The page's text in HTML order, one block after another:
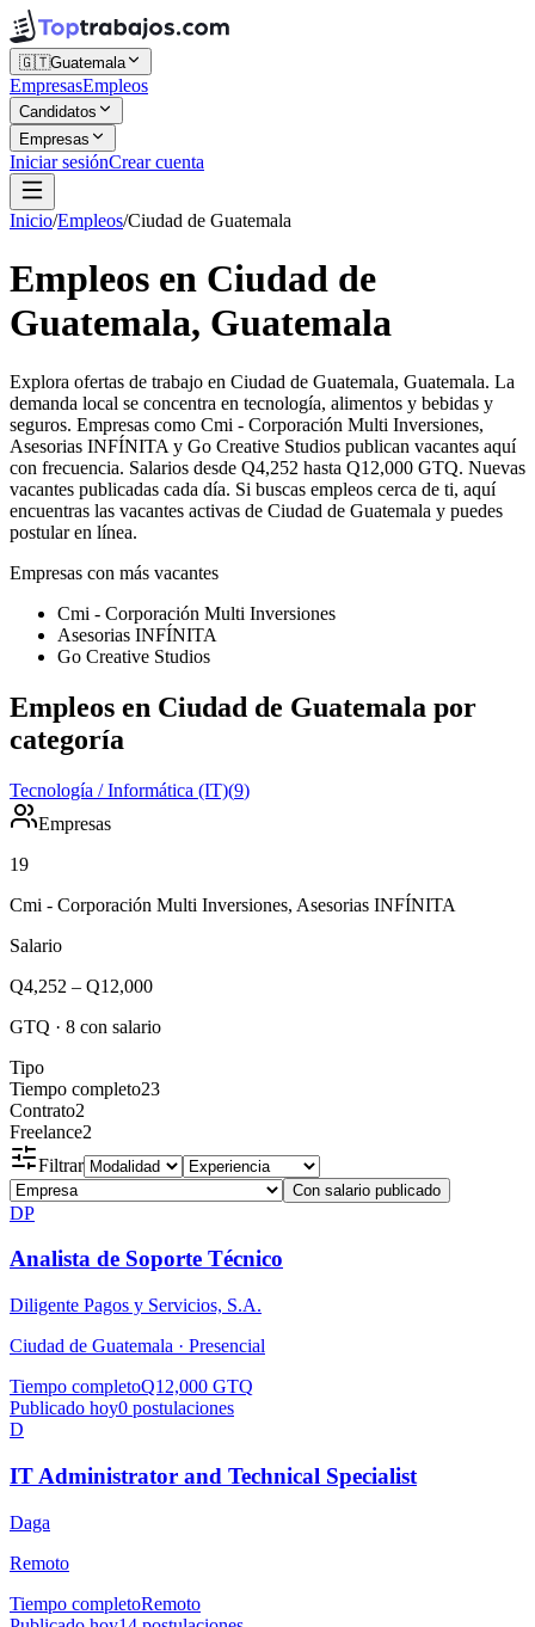
🇬🇹Guatemala
EmpresasEmpleos
Candidatos
Empresas
Iniciar sesiónCrear cuenta
Inicio/Empleos/Ciudad de Guatemala
Empleos en Ciudad de
Guatemala, Guatemala
Explora ofertas de trabajo en Ciudad de Guatemala, Guatemala. La
demanda local se concentra en tecnología, alimentos y bebidas y
seguros. Empresas como Cmi - Corporación Multi Inversiones,
Asesorias INFÍNITA y Go Creative Studios publican vacantes aquí
con frecuencia. Salarios desde Q4,252 hasta Q12,000 GTQ. Nuevas
vacantes publicadas cada día. Si buscas empleos cerca de ti, aquí
encuentras las vacantes activas de Ciudad de Guatemala y puedes
postular en línea.
Empresas con más vacantes
Cmi - Corporación Multi Inversiones
Asesorias INFÍNITA
Go Creative Studios
Empleos en Ciudad de Guatemala por
categoría
Tecnología / Informática (IT)(9)
Empresas
19
Cmi - Corporación Multi Inversiones, Asesorias INFÍNITA
Salario
Q4,252 – Q12,000
GTQ · 8 con salario
Tipo
Tiempo completo23
Contrato2
Freelance2
Filtrar
Con salario publicado
DP
Analista de Soporte Técnico
Diligente Pagos y Servicios, S.A.
Ciudad de Guatemala · Presencial
Tiempo completoQ12,000 GTQ
Publicado hoy0 postulaciones
D
IT Administrator and Technical Specialist
Daga
Remoto
Tiempo completoRemoto